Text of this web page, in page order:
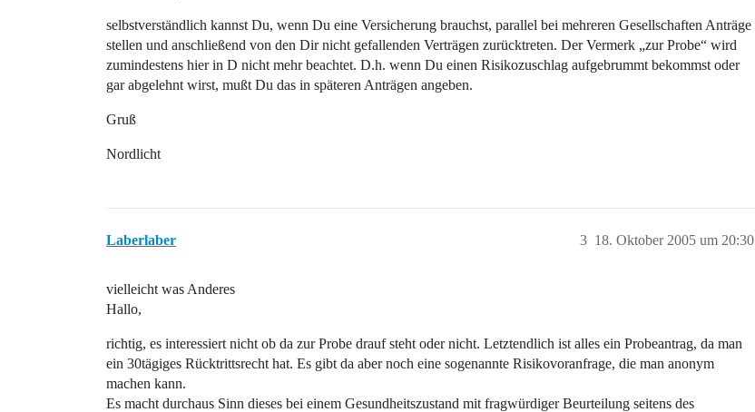
selbstverständlich kannst Du, wenn Du eine Versicherung brauchst, parallel bei mehreren Gesellschaften Anträge
stellen und anschließend von den Dir nicht gefallenden Verträgen zurücktreten. Der Vermerk „zur Probe“ wird
zumindestens hier in D nicht mehr beachtet. D.h. wenn Du einen Risikozuschlag aufgebrummt bekommst oder
gar abgelehnt wirst, mußt Du das in späteren Anträgen angeben.
Gruß
Nordlicht
Laberlaber 18. Oktober 2005 um 20:30
3
vielleicht was Anderes
Hallo,
richtig, es interessiert nicht ob da zur Probe drauf steht oder nicht. Letztendlich ist alles ein Probeantrag, da man
ein 30tägiges Rücktrittsrecht hat. Es gibt da aber noch eine sogenannte Risikovoranfrage, die man anonym
machen kann.
Es macht durchaus Sinn dieses bei einem Gesundheitszustand mit fragwürdiger Beurteilung seitens des